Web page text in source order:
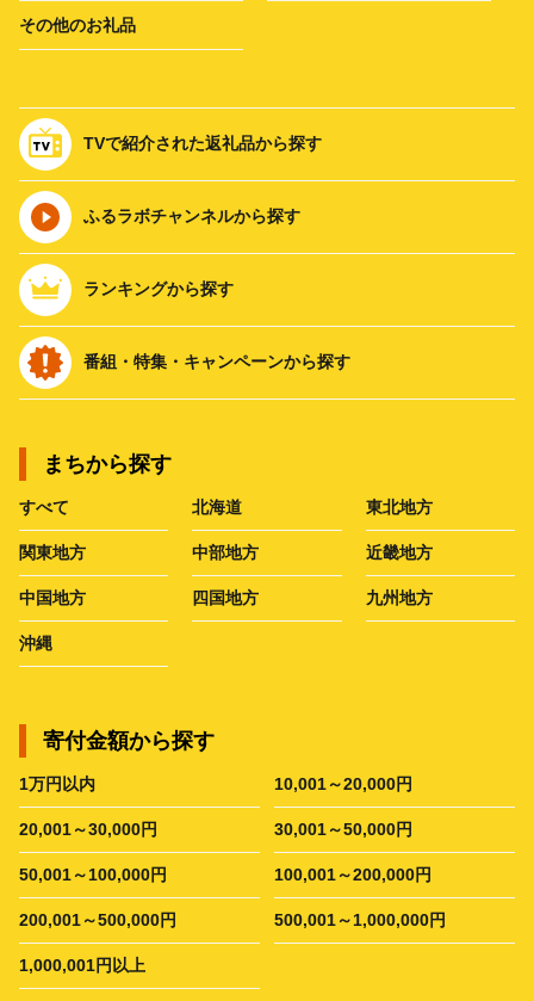
その他のお礼品
TVで紹介された返礼品から探す
ふるラボチャンネルから探す
ランキングから探す
番組・特集・キャンペーンから探す
まちから探す
すべて 北海道 東北地方
関東地方 中部地方 近畿地方
中国地方 四国地方 九州地方
沖縄
寄付金額から探す
1万円以内 10,001～20,000円
20,001～30,000円 30,001～50,000円
50,001～100,000円 100,001～200,000円
200,001～500,000円 500,001～1,000,000円
1,000,001円以上